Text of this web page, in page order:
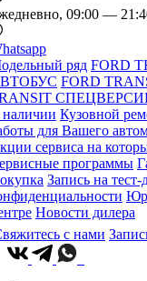
09:00 —
ряд FORD
FORD
Кузовной
для Вашего
сервиса на
программы
Запись на тест-
Новости дилера
с нами